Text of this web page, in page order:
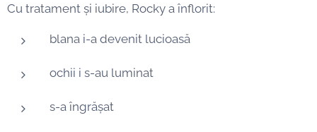
Cu tratament și iubire, Rocky a înflorit:
blana i-a devenit lucioasă
ochii i s-au luminat
s-a îngrășat